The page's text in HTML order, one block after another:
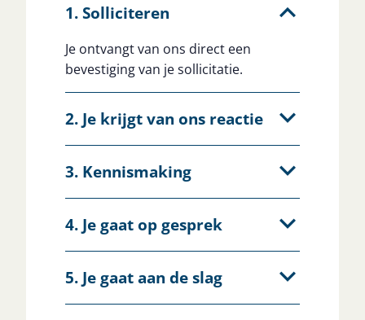
1. Solliciteren
Je ontvangt van ons direct een
bevestiging van je sollicitatie.
2. Je krijgt van ons reactie
3. Kennismaking
4. Je gaat op gesprek
5. Je gaat aan de slag